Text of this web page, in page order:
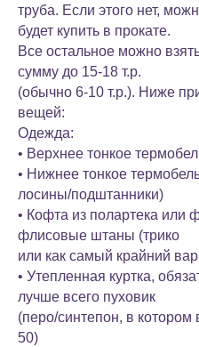
труба. Если этого нет,
будет купить в прокате.
Все остальное можно
сумму до 15-18 т.р.
(обычно 6-10 т.р.). Ниже
вещей:
Одежда:
• Верхнее тонкое
• Нижнее тонкое
лосины/подштанники)
• Кофта из полартека или
флисовые штаны (трико
или как самый крайний
• Утепленная куртка,
лучше всего пуховик
(перо/синтепон, в
50)